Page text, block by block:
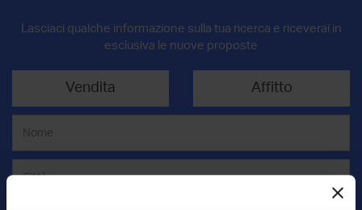
Lasciaci qualche informazione sulla tua ricerca e riceverai in
esclusiva le nuove proposte
Vendita Affitto